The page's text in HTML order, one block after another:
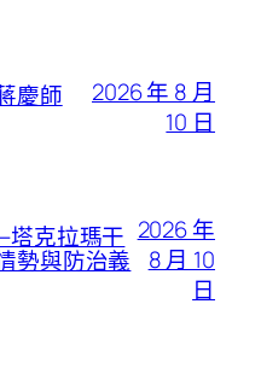
慶師
2026 年 8 月
10 日
塔克拉瑪干
勢與防治義
2026 年
8 月 10
日